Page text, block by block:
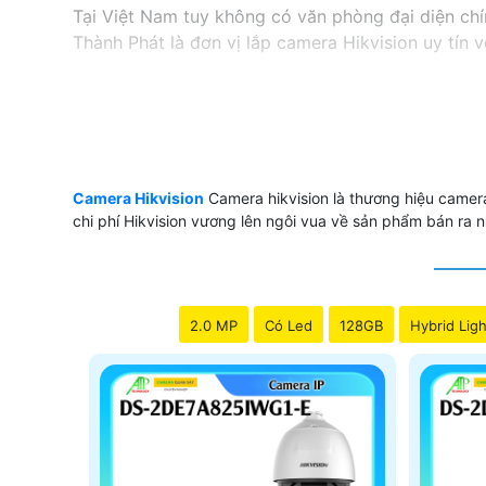
Tại Việt Nam tuy không có văn phòng đại diện
Thành Phát là đơn vị lắp camera Hikvision uy tín
💭 Camera hikvision sản xuất rất nhiêu tuy nhiên
chỉ mua sử dụng 1 vài lần, vây làm sao để chọn
MÃ CAMERA HIKVISION
💎 Camera Hikvision DS 2CE56D0T IRP
💰 Camera DS-2CE76D0T LMFS Hikvision
📎 Camera Hik DS 2CE10DF0T F
Camera Hikvision Camera hikvision là thương hiệu
chi phí Hikvision vương lên ngôi vua về sản phẩm bán ra
2.0 MP Có Led 128GB Hybrid